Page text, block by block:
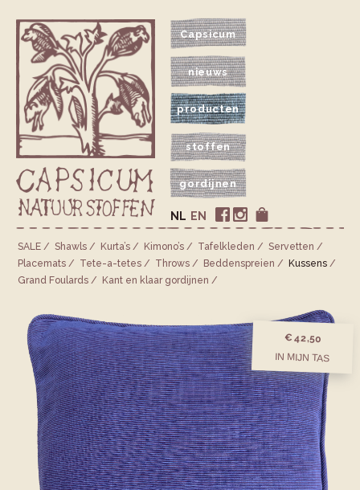
Capsicum
nieuws
producten
stoffen
gordijnen
EN
NL
SALE Shawls Kurta’s Kimono’s Tafelkleden
Servetten
Placemats
Tete-a-tetes Throws Bedden­spreien
Kussens
Grand Foulards
Kant en klaar gordijnen
€ 42,50
IN MIJN TAS